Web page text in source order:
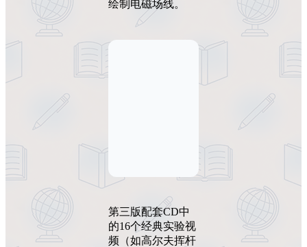
绘制电磁场线。
第三版配套CD中
的16个经典实验视
频（如高尔夫挥杆